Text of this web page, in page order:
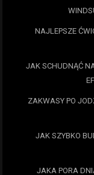
NAJLEPSZE
JAK SCHUDNĄĆ
ZAKWASY PO
JAK SZYBKO
JAKA PORA